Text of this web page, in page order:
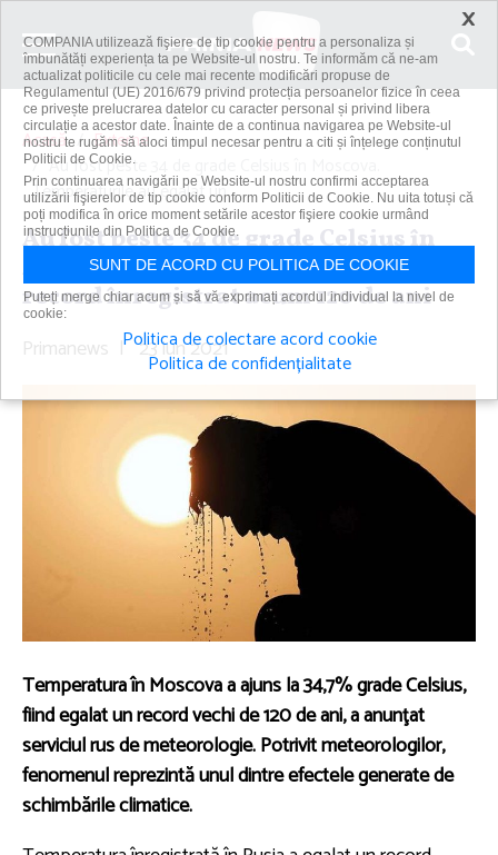
Acasă
Externe
Au fost peste 34 de grade Celsius în Moscova.
Temperaturile au egalat un...
Au fost peste 34 de grade Celsius în
Moscova. Temperaturile au egalat un
record înregistrat acum 120 de ani
Primanews | 23 iun 2021
Temperatura în Moscova a ajuns la 34,7% grade Celsius,
fiind egalat un record vechi de 120 de ani, a anunţat
serviciul rus de meteorologie. Potrivit meteorologilor,
fenomenul reprezintă unul dintre efectele generate de
schimbările climatice.
×
COMPANIA utilizează fişiere de tip cookie pentru a personaliza și
îmbunătăți experiența ta pe Website-ul nostru. Te informăm că ne-am
actualizat politicile cu cele mai recente modificări propuse de
Regulamentul (UE) 2016/679 privind protecția persoanelor fizice în ceea
ce privește prelucrarea datelor cu caracter personal și privind libera
circulație a acestor date. Înainte de a continua navigarea pe Website-ul
nostru te rugăm să aloci timpul necesar pentru a citi și înțelege conținutul
Politicii de Cookie.
Prin continuarea navigării pe Website-ul nostru confirmi acceptarea
utilizării fişierelor de tip cookie conform Politicii de Cookie. Nu uita totuși că
poți modifica în orice moment setările acestor fişiere cookie urmând
instrucțiunile din Politica de Cookie.
SUNT DE ACORD CU POLITICA DE COOKIE
Puteți merge chiar acum și să vă exprimați acordul individual la nivel de
cookie:
Politica de colectare acord cookie
Politica de confidențialitate